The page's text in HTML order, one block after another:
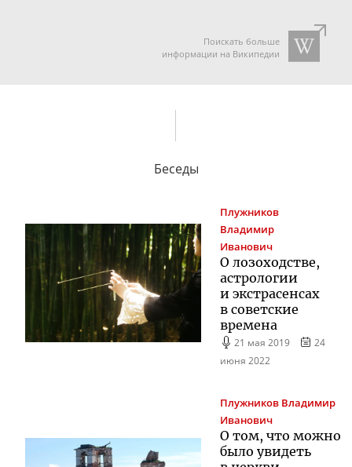
Поискать больше
информации на Википедии
Беседы
Плужников
Владимир
Иванович
О лозоходстве,
астрологии
и экстрасенсах
в советские
времена
21 мая 2019
24
июня 2022
Плужников Владимир
Иванович
О том, что можно
было увидеть